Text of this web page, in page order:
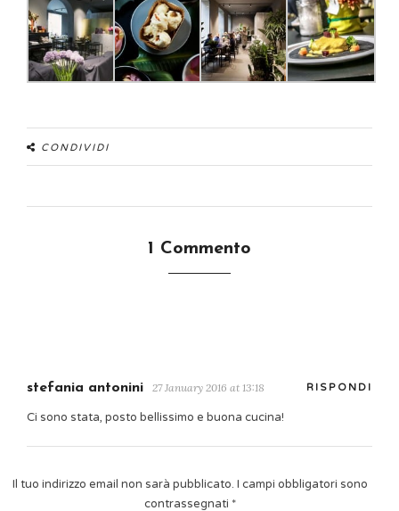
CONDIVIDI
1 Commento
stefania antonini 27 January 2016 at 13:18 RISPONDI
Ci sono stata, posto bellissimo e buona cucina!
Il tuo indirizzo email non sarà pubblicato. I campi obbligatori sono
contrassegnati *